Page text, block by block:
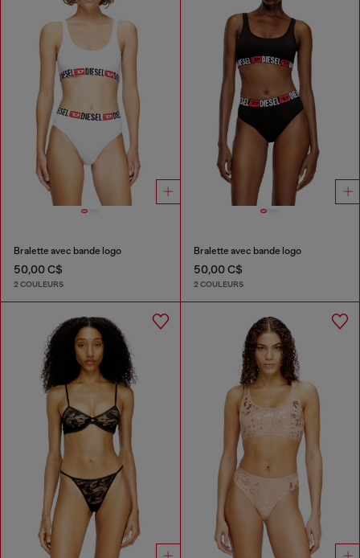
Bralette avec bande logo
50,00 C$
2 COULEURS
Bralette avec bande logo
50,00 C$
2 COULEURS